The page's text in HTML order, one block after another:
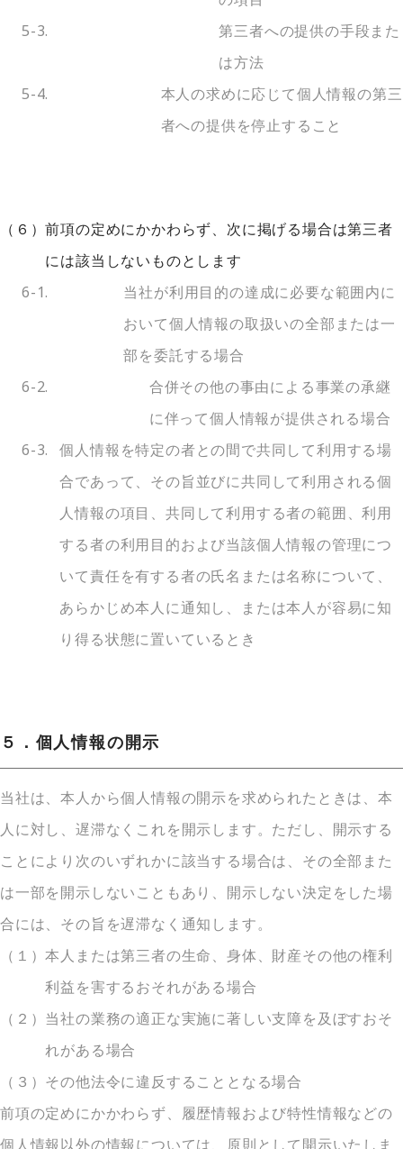
5-3.
第三者への提供の手段また
は方法
5-4.
本人の求めに応じて個人情報の第三
者への提供を停止すること
（６）前項の定めにかかわらず、次に掲げる場合は第三者
には該当しないものとします
6-1.
当社が利用目的の達成に必要な範囲内に
おいて個人情報の取扱いの全部または一
部を委託する場合
6-2.
合併その他の事由による事業の承継
に伴って個人情報が提供される場合
6-3.
個人情報を特定の者との間で共同して利用する場
合であって、その旨並びに共同して利用される個
人情報の項目、共同して利用する者の範囲、利用
する者の利用目的および当該個人情報の管理につ
いて責任を有する者の氏名または名称について、
あらかじめ本人に通知し、または本人が容易に知
り得る状態に置いているとき
５．個人情報の開示
当社は、本人から個人情報の開示を求められたときは、本
人に対し、遅滞なくこれを開示します。ただし、開示する
ことにより次のいずれかに該当する場合は、その全部また
は一部を開示しないこともあり、開示しない決定をした場
合には、その旨を遅滞なく通知します。
（１）本人または第三者の生命、身体、財産その他の権利
利益を害するおそれがある場合
（２） 当社の業務の適正な実施に著しい支障を及ぼすおそ
れがある場合
（３） その他法令に違反することとなる場合
前項の定めにかかわらず、履歴情報および特性情報などの